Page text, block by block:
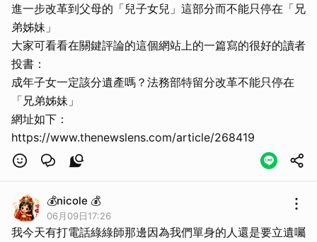
進一步改革到父母的「兒子女兒」這部分而不能只停在「兄
弟姊妹」
大家可看看在關鍵評論的這個網站上的一篇寫的很好的讀者
投書：
成年子女一定該分遺產嗎？法務部特留分改革不能只停在
「兄弟姊妹」
網址如下：
https://www.thenewslens.com/article/268419
💰nicole 💰
06月09日17:26
我今天有打電話綠綠師那邊因為我們單身的人還是要立遺囑
取消